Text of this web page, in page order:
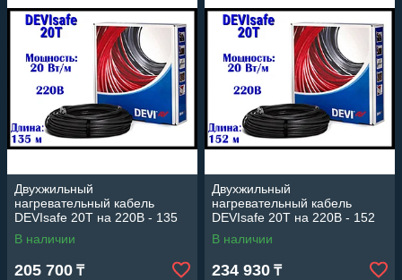
Двухжильный
нагревательный кабель
DEVIsafe 20T на 220В - 135
м. (DTCE-20, длина: 135 м.,
мощность: 2690 Вт)
В наличии
205 700 ₸
Двухжильный
нагревательный кабель
DEVIsafe 20T на 220В - 152
м. (DTCE-20, длина: 152 м.,
мощность: 3035 Вт)
В наличии
234 930 ₸